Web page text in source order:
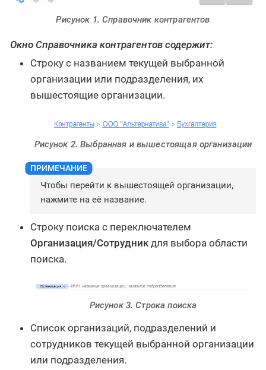
Рисунок 1. Справочник контрагентов
Окно Справочника контрагентов содержит:
Строку с названием текущей выбранной
организации или подразделения, их
вышестоящие организации.
Рисунок 2. Выбранная и вышестоящая организации
Чтобы перейти к вышестоящей организации,
нажмите на её название.
Строку поиска с переключателем
Организация/Сотрудник для выбора области
поиска.
Рисунок 3. Строка поиска
Список организаций, подразделений и
сотрудников текущей выбранной организации
или подразделения.